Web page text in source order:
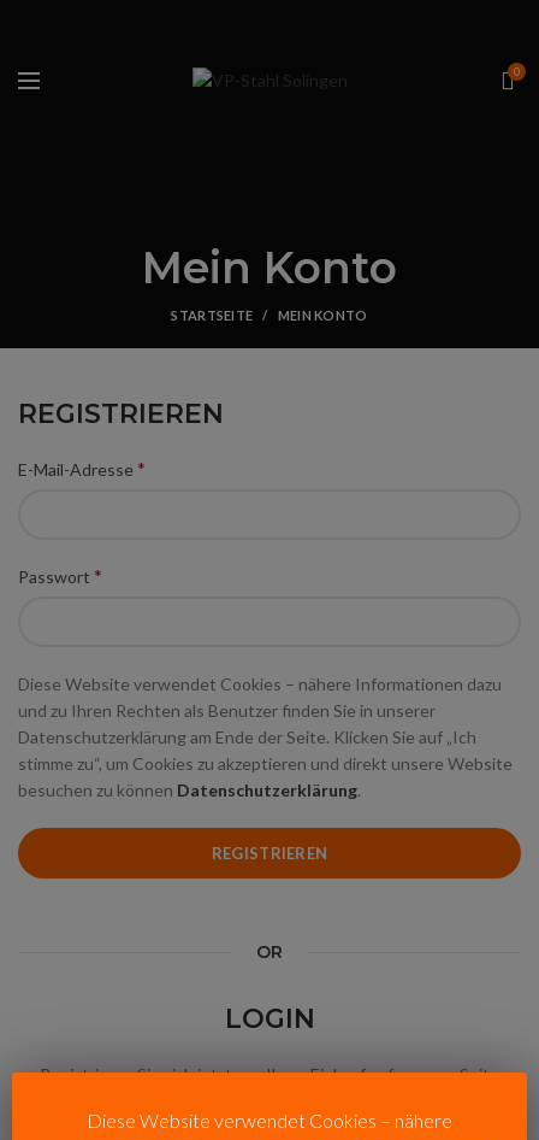
0
Mein Konto
STARTSEITE MEIN KONTO
REGISTRIEREN
E-Mail-Adresse *
Passwort *
Diese Website verwendet Cookies – nähere Informationen dazu
und zu Ihren Rechten als Benutzer finden Sie in unserer
Datenschutzerklärung am Ende der Seite. Klicken Sie auf „Ich
stimme zu“, um Cookies zu akzeptieren und direkt unsere Website
besuchen zu können Datenschutzerklärung.
REGISTRIEREN
OR
LOGIN
Registrieren Sie sich jetzt, um Ihren Einkauf auf unserer Seite
Diese Website verwendet Cookies – nähere